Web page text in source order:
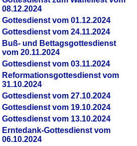
08.12.2024
Gottesdienst vom 01.12.2024
Gottesdienst vom 24.11.2024
Buß- und Bettagsgottesdienst
vom 20.11.2024
Gottesdienst vom 03.11.2024
Reformationsgottesdienst vom
31.10.2024
Gottesdienst vom 27.10.2024
Gottesdienst vom 19.10.2024
Gottesdienst vom 13.10.2024
Erntedank-Gottesdienst vom
06.10.2024